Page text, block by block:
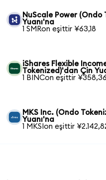
NuScale Power
Yuanı'na
1 SMRon eşittir ¥63,18
iShares Flexible
Tokenized)'dan Çin
1 BINCon eşittir ¥358,36
MKS Inc. (Ondo
Yuanı'na
1 MKSIon eşittir